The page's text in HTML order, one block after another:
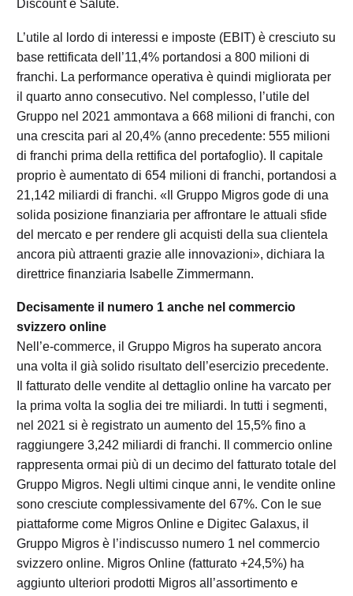
Discount e Salute.
L’utile al lordo di interessi e imposte (EBIT) è cresciuto su
base rettificata dell’11,4% portandosi a 800 milioni di
franchi. La performance operativa è quindi migliorata per
il quarto anno consecutivo. Nel complesso, l’utile del
Gruppo nel 2021 ammontava a 668 milioni di franchi, con
una crescita pari al 20,4% (anno precedente: 555 milioni
di franchi prima della rettifica del portafoglio). Il capitale
proprio è aumentato di 654 milioni di franchi, portandosi a
21,142 miliardi di franchi. «Il Gruppo Migros gode di una
solida posizione finanziaria per affrontare le attuali sfide
del mercato e per rendere gli acquisti della sua clientela
ancora più attraenti grazie alle innovazioni», dichiara la
direttrice finanziaria Isabelle Zimmermann.
Decisamente il numero 1 anche nel commercio
svizzero online
Nell’e-commerce, il Gruppo Migros ha superato ancora
una volta il già solido risultato dell’esercizio precedente.
Il fatturato delle vendite al dettaglio online ha varcato per
la prima volta la soglia dei tre miliardi. In tutti i segmenti,
nel 2021 si è registrato un aumento del 15,5% fino a
raggiungere 3,242 miliardi di franchi. Il commercio online
rappresenta ormai più di un decimo del fatturato totale del
Gruppo Migros. Negli ultimi cinque anni, le vendite online
sono cresciute complessivamente del 67%. Con le sue
piattaforme come Migros Online e Digitec Galaxus, il
Gruppo Migros è l’indiscusso numero 1 nel commercio
svizzero online. Migros Online (fatturato +24,5%) ha
aggiunto ulteriori prodotti Migros all’assortimento e